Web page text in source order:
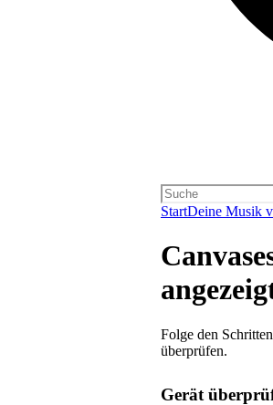
StartDeine Musik
Folge den
überprüfen.
Gerät